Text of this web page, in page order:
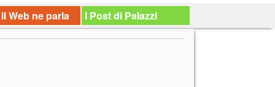
Web ne parla I Post di Palazzi